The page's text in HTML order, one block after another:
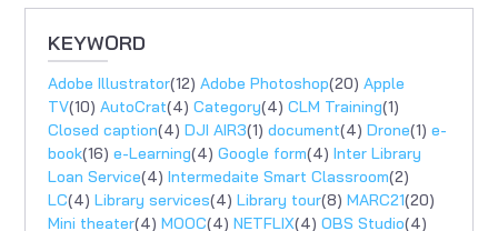
KEYWORD
Adobe Illustrator(12) Adobe Photoshop(20) Apple
TV(10) AutoCrat(4) Category(4) CLM Training(1)
Closed caption(4) DJI AIR3(1) document(4) Drone(1) e-
book(16) e-Learning(4) Google form(4) Inter Library
Loan Service(4) Intermedaite Smart Classroom(2)
LC(4) Library services(4) Library tour(8) MARC21(20)
Mini theater(4) MOOC(4) NETFLIX(4) OBS Studio(4)